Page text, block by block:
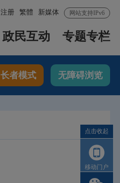
网站支持IPv6
新媒体
繁體
注册
政民互动 专题专栏
长者模式 无障碍浏览
点击收起
移动门户